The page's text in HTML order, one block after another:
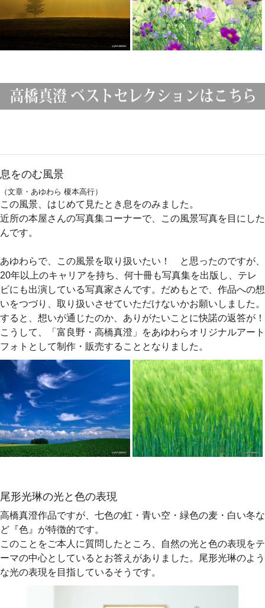
息をのむ風景
（文章・あゆわら 榎本高行）
この風景、はじめて見たとき息をのみました。
近所の本屋さんの写真集コーナーで、この風景写真を目にした
んです。
あゆわらで、この風景を取り扱いたい！ と思ったのですが、
20年以上のキャリアを持ち、何十冊も写真集を出版し、テレ
ビにも出演している写真家さんです。だめもとで、作品への想
いをつづり、取り扱いさせていただけないかお願いしました。
すると、想いが通じたのか、ありがたいことに快諾の返答が！
こうして、「富良野・高橋真澄」をあゆわらオリジナルアート
フォトとして制作・販売することとなりました。
尾形光琳の光と色の表現
高橋真澄作品ですが、七色の虹・青い空・緑色の麦・白い冬な
ど『色』が特徴的です。
このことをご本人に質問したところ、自然の光と色の表現をテ
ーマの中心としているとお答えがありました。尾形光琳のよう
な光の表現を目指しているそうです。